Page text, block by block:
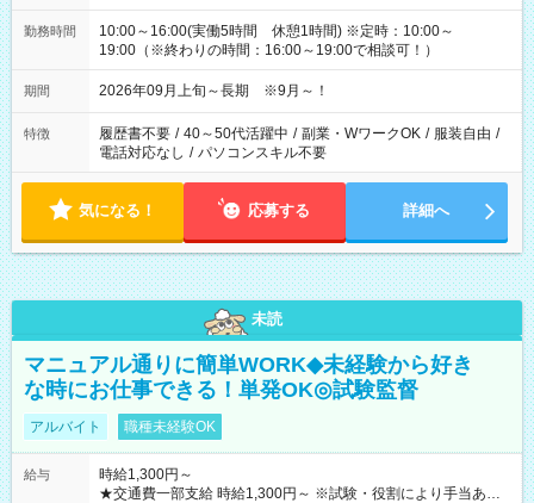
勤務時間
10:00～16:00(実働5時間 休憩1時間) ※定時：10:00～
19:00（※終わりの時間：16:00～19:00で相談可！）
期間 2026年09月上旬～長期 ※9月～！
特徴 履歴書不要 / 40～50代活躍中 / 副業・WワークOK / 服装自由 /
電話対応なし / パソコンスキル不要
気になる！ 応募する 詳細へ
未読
マニュアル通りに簡単WORK◆未経験から好き
な時にお仕事できる！単発OK◎試験監督
アルバイト 職種未経験OK
給与
時給1,300円～
★交通費一部支給 時給1,300円～ ※試験・役割により手当あり